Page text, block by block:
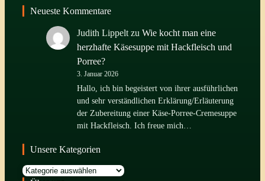
Neueste Kommentare
Judith Lippelt zu Wie kocht man eine
herzhafte Käsesuppe mit Hackfleisch und
Porree?
3. Januar 2026
Hallo, ich bin begeistert von ihrer ausführlichen
und sehr verständlichen Erklärung/Erläuterung
der Zubereitung einer Käse-Porree-Cremesuppe
mit Hackfleisch. Ich freue mich…
Unsere Kategorien
Kategorien